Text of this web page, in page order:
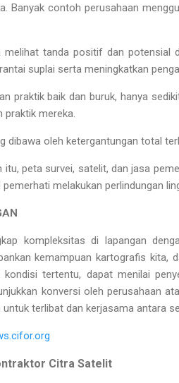
Banyak contoh perusahaan
melihat tanda positif dan potensial
suplai serta meningkatkan
praktik baik dan buruk, hanya
mereka.
dibawa oleh ketergantungan total
itu, peta survei, satelit, dan jasa
melakukan perlindungan
kompleksitas di lapangan
kemampuan kartografis kita,
tertentu, dapat menilai
konversi oleh perusahaan
terlibat dan kerjasama antara
Citra Satelit